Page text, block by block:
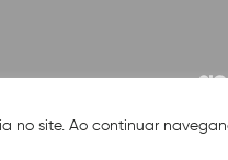
no site. Ao continuar